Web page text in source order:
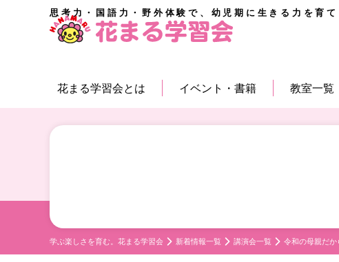
思考力・国語力・野外体験で、幼児期に生きる力を育て
花まる学習会とは イベント・書籍 教室一覧
学ぶ楽しさを育む。花まる学習会 新着情報一覧 講演会一覧 令和の母親だか